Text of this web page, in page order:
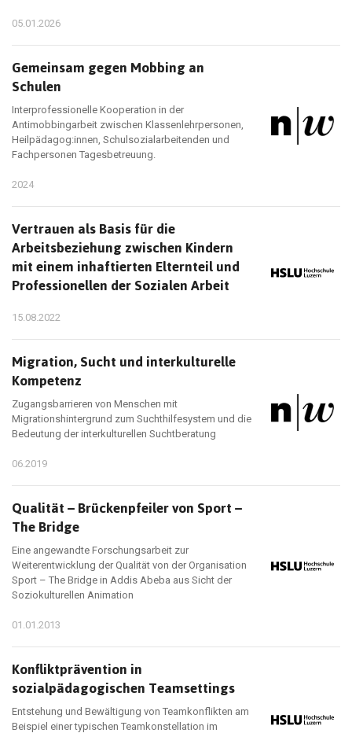
05.01.2026
Gemeinsam gegen Mobbing an
Schulen
Interprofessionelle Kooperation in der
Antimobbingarbeit zwischen Klassenlehrpersonen,
Heilpädagog:innen, Schulsozialarbeitenden und
Fachpersonen Tagesbetreuung.
2024
Vertrauen als Basis für die
Arbeitsbeziehung zwischen Kindern
mit einem inhaftierten Elternteil und
Professionellen der Sozialen Arbeit
15.08.2022
Migration, Sucht und interkulturelle
Kompetenz
Zugangsbarrieren von Menschen mit
Migrationshintergrund zum Suchthilfesystem und die
Bedeutung der interkulturellen Suchtberatung
06.2019
Qualität – Brückenpfeiler von Sport –
The Bridge
Eine angewandte Forschungsarbeit zur
Weiterentwicklung der Qualität von der Organisation
Sport – The Bridge in Addis Abeba aus Sicht der
Soziokulturellen Animation
01.01.2013
Konfliktprävention in
sozialpädagogischen Teamsettings
Entstehung und Bewältigung von Teamkonflikten am
Beispiel einer typischen Teamkonstellation im